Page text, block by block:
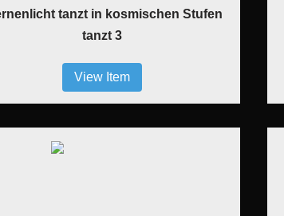
tanzt in kosmischen Stufen
tanzt 3
View Item